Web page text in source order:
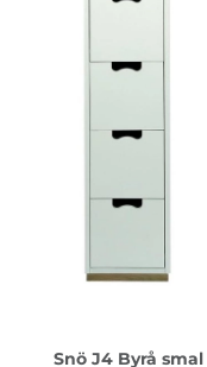
Snö J4 Byrå smal